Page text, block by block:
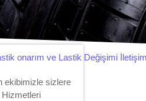
ekibimizle sizlere
Hizmetleri